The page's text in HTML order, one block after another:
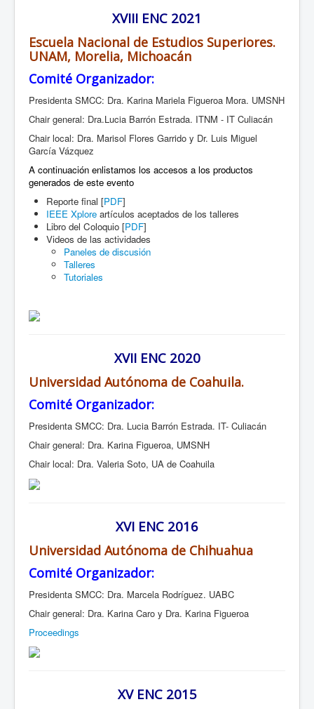
XVIII ENC 2021
Escuela Nacional de Estudios Superiores.
UNAM, Morelia, Michoacán
Comité Organizador:
Presidenta SMCC: Dra. Karina Mariela Figueroa Mora. UMSNH
Chair general: Dra.Lucia Barrón Estrada. ITNM - IT Culiacán
Chair local: Dra. Marisol Flores Garrido y Dr. Luis Miguel
García Vázquez
A continuación enlistamos los accesos a los productos
generados de este evento
Reporte final [PDF]
IEEE Xplore artículos aceptados de los talleres
Libro del Coloquio [PDF]
Videos de las actividades
Paneles de discusión
Talleres
Tutoriales
XVII ENC 2020
Universidad Autónoma de Coahuila.
Comité Organizador:
Presidenta SMCC: Dra. Lucia Barrón Estrada. IT- Culiacán
Chair general: Dra. Karina Figueroa, UMSNH
Chair local: Dra. Valeria Soto, UA de Coahuila
XVI ENC 2016
Universidad Autónoma de Chihuahua
Comité Organizador:
Presidenta SMCC: Dra. Marcela Rodríguez. UABC
Chair general: Dra. Karina Caro y Dra. Karina Figueroa
Proceedings
XV ENC 2015